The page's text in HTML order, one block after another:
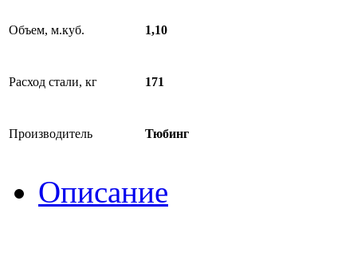
Объем, м.куб. 1,10
Расход стали, кг 171
Производитель Тюбинг
Описание